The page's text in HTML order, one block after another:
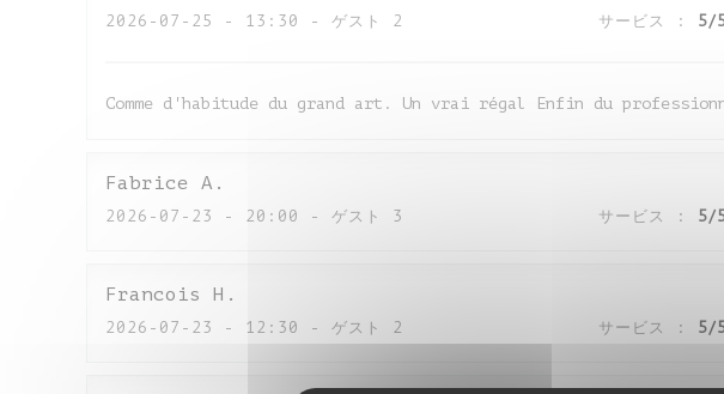
2026-07-25 - 13:30 - ゲスト 2 サービス : 5/
Comme d'habitude du grand art. Un vrai régal Enfin du
Fabrice A
2026-07-23 - 20:00 - ゲスト 3 サービス : 5/
Francois H
2026-07-23 - 12:30 - ゲスト 2 サービス : 5/